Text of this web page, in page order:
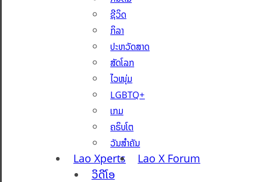
ຊີວິດ
ກິລາ
ປະຫວັດສາດ
ສັດໂລກ
ໄວໜຸ່ມ
LGBTQ+
ເກມ
ຄຣິບໂຕ
ວັນສຳຄັນ
Lao Xperts
Lao X Forum
ວິດີໂອ